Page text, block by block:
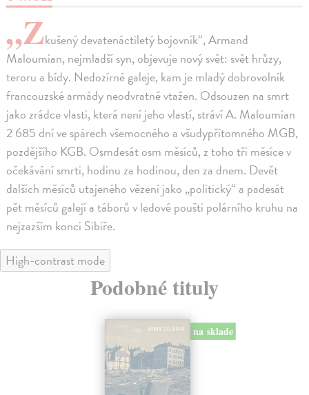
„Zkušený devatenáctiletý bojovník“, Armand
Maloumian, nejmladší syn, objevuje nový svět: svět hrůzy,
teroru a bídy. Nedozírné galeje, kam je mladý dobrovolník
francouzské armády neodvratně vtažen. Odsouzen na smrt
jako zrádce vlasti, která není jeho vlastí, stráví A. Maloumian
2 685 dní ve spárech všemocného a všudypřítomného MGB,
pozdějšího KGB. Osmdesát osm měsíců, z toho tři měsíce v
očekávání smrti, hodinu za hodinou, den za dnem. Devět
dalších měsíců utajeného vězení jako „politický“ a padesát
pět měsíců galejí a táborů v ledové poušti polárního kruhu na
nejzazším konci Sibiře.
High-contrast mode
Podobné tituly
na sklade